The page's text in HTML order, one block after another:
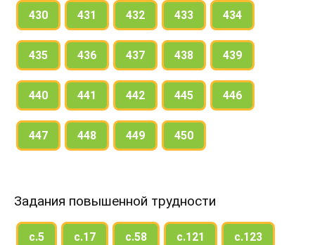
430 431 432 433 434
435 436 437 438 439
440 441 442 445 446
447 448 449 450
Задания повышенной трудности
с.5 с.17 с.58 с.121 с.123